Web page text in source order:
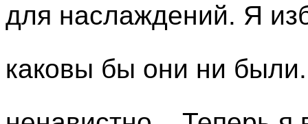
для наслаждений. Я
каковы бы они ни